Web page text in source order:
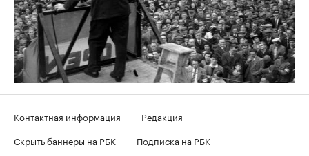
Контактная информация
Редакция
Скрыть баннеры на РБК
Подписка на РБК